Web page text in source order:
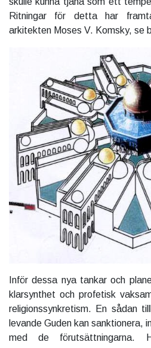
Ritningar för detta har
arkitekten Moses V. Komsky, se
Inför dessa nya tankar och
klarsynthet och profetisk
religionssynkretism. En sådan
levande Guden kan sanktionera,
med de förutsättningarna.